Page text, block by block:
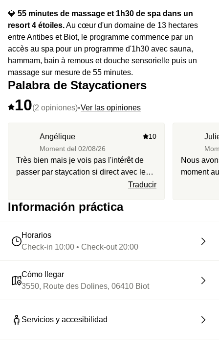
💎 55 minutes de massage et 1h30 de spa dans un
resort 4 étoiles.Au cœur d'un domaine de 13 hectares
entre Antibes et Biot, le programme commence par un
accès au spa pour un programme d'1h30 avec sauna,
hammam, bain à remous et douche sensorielle puis un
massage sur mesure de 55 minutes.
Palabra de Staycationers
10(2 opiniones)•Ver las opiniones
Angélique
Moment del 02/08/26
10
Très bien mais je vois pas l'intérêt de
passer par staycation si direct avec le
Traducir
Nous
moment
Información práctica
Horarios
Check-in 10:00 • Check-out 20:00
Cómo llegar
3550, Route des Dolines, 06410 Biot
Servicios y accesibilidad